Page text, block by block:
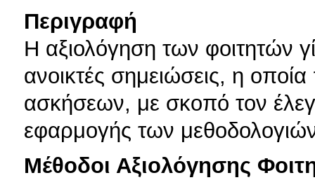
Περιγραφή
Η αξιολόγηση των φοιτητών
ανοικτές σημειώσεις, η
ασκήσεων, με σκοπό τον
εφαρμογής των
Μέθοδοι Αξιολόγησης